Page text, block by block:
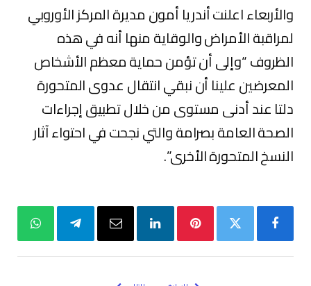
والأربعاء اعلنت أندريا أمون مديرة المركز الأوروبي
لمراقبة الأمراض والوقاية منها أنه في هذه
الظروف “وإلى أن تؤمن حماية معظم الأشخاص
المعرضين علينا أن نبقي انتقال عدوى المتحورة
دلتا عند أدنى مستوى من خلال تطبيق إجراءات
الصحة العامة بصرامة والتي نجحت في احتواء آثار
النسخ المتحورة الأخرى”.
لينكدإن البريد